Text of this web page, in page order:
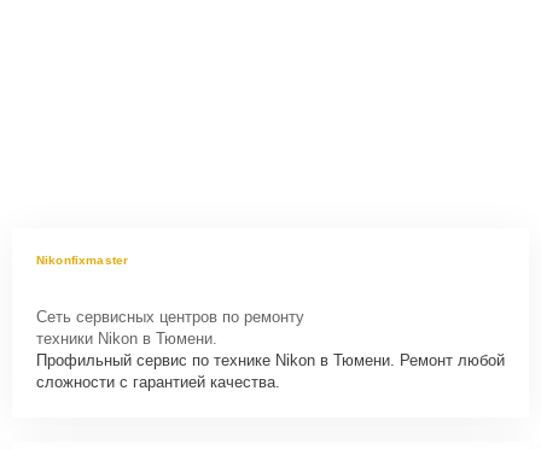
Nikonfixmaster
Сеть сервисных центров по ремонту
техники Nikon в Тюмени.
Профильный сервис по технике Nikon в Тюмени. Ремонт любой
сложности с гарантией качества.